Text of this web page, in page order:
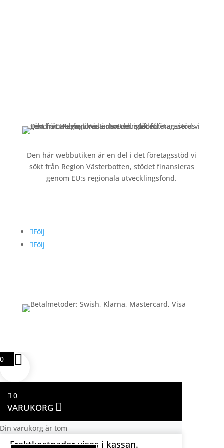
Den här webbutiken är en del i det företagsstöd vi
sökt från Region Västerbotten, stödet finansieras
genom EU:s regionala utvecklingsfond.
Följ
Följ
0
0
VARUKORG
Din varukorg är tom
Fraktkostnader visas i kassan.